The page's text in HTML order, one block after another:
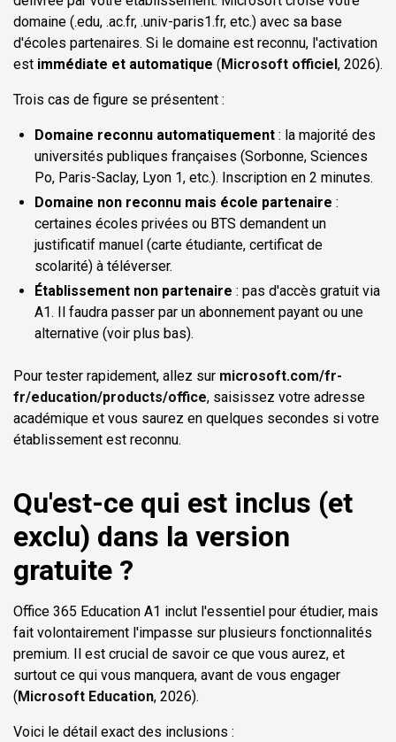
domaine (.edu, .ac.fr, .univ-paris1.fr, etc.) avec sa base
d'écoles partenaires. Si le domaine est reconnu, l'activation
est immédiate et automatique (Microsoft officiel, 2026).
Trois cas de figure se présentent :
Domaine reconnu automatiquement : la majorité des
universités publiques françaises (Sorbonne, Sciences
Po, Paris-Saclay, Lyon 1, etc.). Inscription en 2 minutes.
Domaine non reconnu mais école partenaire :
certaines écoles privées ou BTS demandent un
justificatif manuel (carte étudiante, certificat de
scolarité) à téléverser.
Établissement non partenaire : pas d'accès gratuit via
A1. Il faudra passer par un abonnement payant ou une
alternative (voir plus bas).
Pour tester rapidement, allez sur microsoft.com/fr-
fr/education/products/office, saisissez votre adresse
académique et vous saurez en quelques secondes si votre
établissement est reconnu.
Qu'est-ce qui est inclus (et
exclu) dans la version
gratuite ?
Office 365 Education A1 inclut l'essentiel pour étudier, mais
fait volontairement l'impasse sur plusieurs fonctionnalités
premium. Il est crucial de savoir ce que vous aurez, et
surtout ce qui vous manquera, avant de vous engager
(Microsoft Education, 2026).
Voici le détail exact des inclusions :